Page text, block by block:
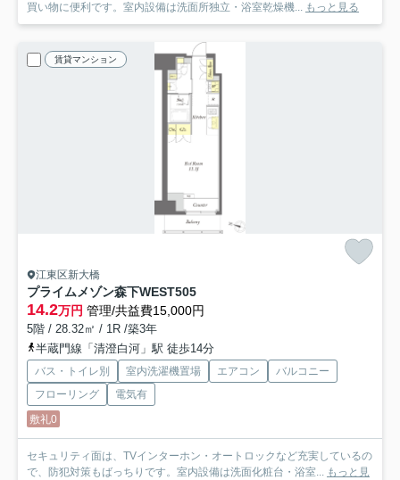
買い物に便利です。室内設備は洗面所独立・浴室乾燥機... もっと見る
賃貸マンション
江東区新大橋
プライムメゾン森下WEST505
14.2万円 管理/共益費15,000円
5階 / 28.32㎡ / 1R /築3年
半蔵門線「清澄白河」駅 徒歩14分
バス・トイレ別 室内洗濯機置場 エアコン
バルコニー
フローリング
電気有
敷礼0
セキュリティ面は、TVインターホン・オートロックなど充実しているの
で、防犯対策もばっちりです。室内設備は洗面化粧台・浴室... もっと見